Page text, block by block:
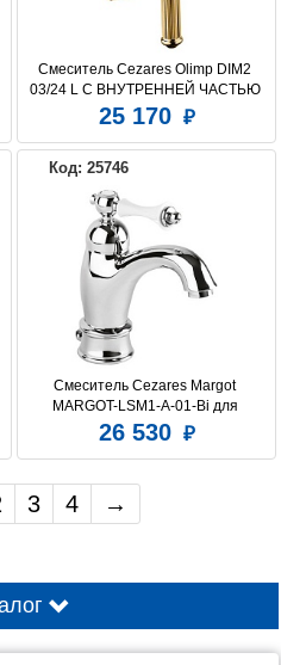
Смеситель Cezares Olimp DIM2
03/24 L С ВНУТРЕННЕЙ ЧАСТЬЮ
для душа
25 170
Код: 25746
Смеситель Cezares Margot
MARGOT-LSM1-A-01-Bi для
раковины
26 530
3 4 →